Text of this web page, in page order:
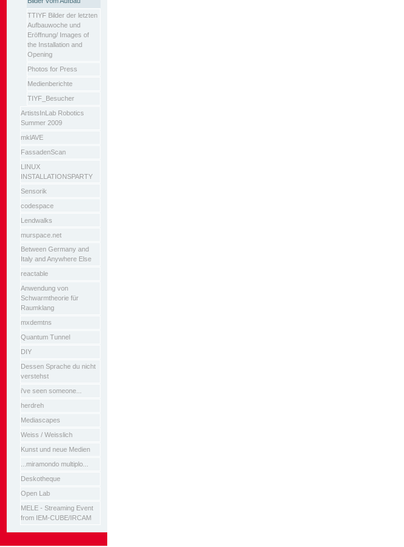
TTIYF Bilder der letzten
Aufbauwoche und
Eröffnung/ Images of
the Installation and
Opening
Photos for Press
Medienberichte
TIYF_Besucher
ArtistsInLab Robotics
Summer 2009
mklAVE
FassadenScan
LINUX
INSTALLATIONSPARTY
Sensorik
codespace
Lendwalks
murspace.net
Between Germany and
Italy and Anywhere Else
reactable
Anwendung von
Schwarmtheorie für
Raumklang
mxdemtns
Quantum Tunnel
DIY
Dessen Sprache du nicht
verstehst
i've seen someone...
herdreh
Mediascapes
Weiss / Weisslich
Kunst und neue Medien
...miramondo multiplo...
Deskotheque
Open Lab
MELE - Streaming Event
from IEM-CUBE/IRCAM